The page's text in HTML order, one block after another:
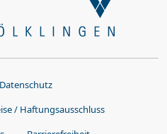
Datenschutz
/ Haftungsausschluss